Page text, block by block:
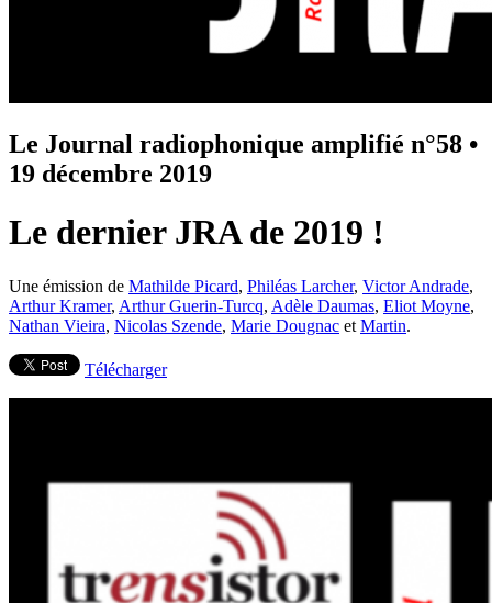
Le Journal radiophonique amplifié n°58 •
19 décembre 2019
Le dernier JRA de 2019 !
Une émission de Mathilde Picard, Philéas Larcher, Victor Andrade,
Arthur Kramer, Arthur Guerin-Turcq, Adèle Daumas, Eliot Moyne,
Nathan Vieira, Nicolas Szende, Marie Dougnac et Martin.
Télécharger